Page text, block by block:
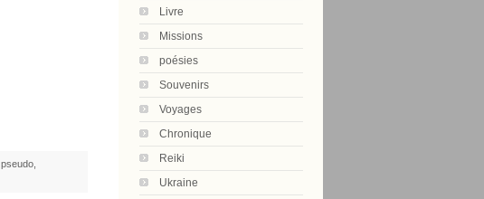
Livre
Missions
poésies
Souvenirs
Voyages
Chronique
Reiki
Ukraine
pseudo